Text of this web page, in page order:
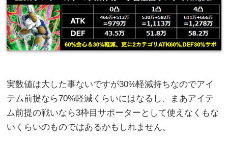
実数値は大した事ないですが30%軽減持ちなのでアイ
テム前提なら70%軽減くらいにはなるし、まあアイテ
ム前提の戦いなら3枠目サポーターとして使えなくもな
いくらいのものではあるかもしれません。